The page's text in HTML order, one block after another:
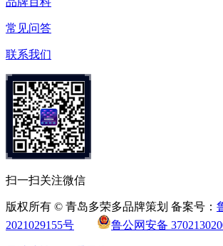
常见问答
联系我们
扫一扫关注微信
版权所有 © 青岛多荣多品牌策划 备案号：
2021029155号
鲁公网安备